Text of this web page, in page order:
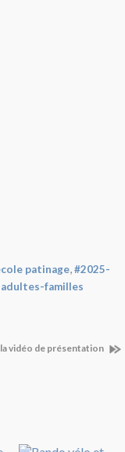
patinage,#2025-
familles
vidéo de présentation